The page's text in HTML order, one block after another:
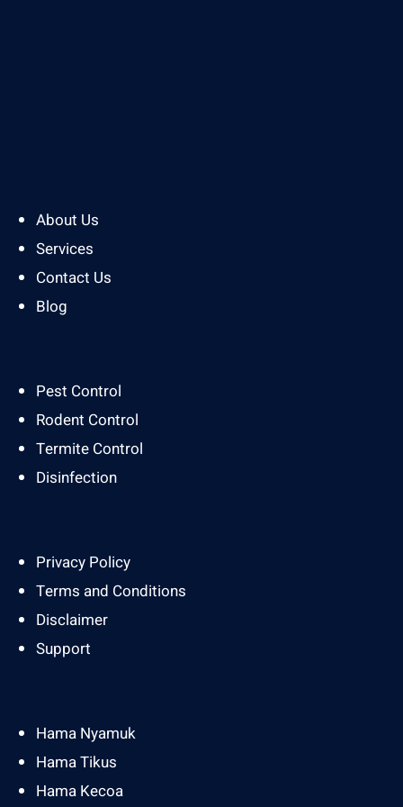
About Us
Services
Contact Us
Blog
Pest Control
Rodent Control
Termite Control
Disinfection
Privacy Policy
Terms and Conditions
Disclaimer
Support
Hama Nyamuk
Hama Tikus
Hama Kecoa